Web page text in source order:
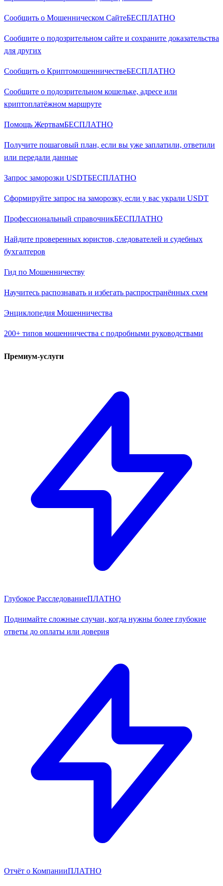
Сообщить о Мошенническом СайтеБЕСПЛАТНО
Сообщите о подозрительном сайте и сохраните доказательства
для других
Сообщить о КриптомошенничествеБЕСПЛАТНО
Сообщите о подозрительном кошельке, адресе или
криптоплатёжном маршруте
Помощь ЖертвамБЕСПЛАТНО
Получите пошаговый план, если вы уже заплатили, ответили
или передали данные
Запрос заморозки USDTБЕСПЛАТНО
Сформируйте запрос на заморозку, если у вас украли USDT
Профессиональный справочникБЕСПЛАТНО
Найдите проверенных юристов, следователей и судебных
бухгалтеров
Гид по Мошенничеству
Научитесь распознавать и избегать распространённых схем
Энциклопедия Мошенничества
200+ типов мошенничества с подробными руководствами
Премиум-услуги
Глубокое РасследованиеПЛАТНО
Поднимайте сложные случаи, когда нужны более глубокие
ответы до оплаты или доверия
Отчёт о КомпанииПЛАТНО